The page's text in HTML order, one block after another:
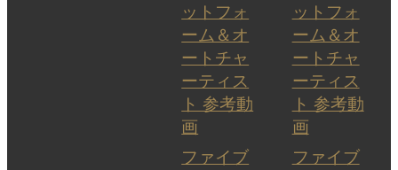
ットフォ
ーム＆オ
ートチャ
ーティス
ト 参考動
画
ファイブ
ットフォ
ーム＆オ
ートチャ
ーティス
ト 参考動
画
ファイブ